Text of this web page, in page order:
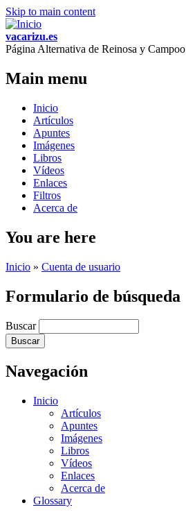
Skip to main content
vacarizu.es
Página Alternativa de Reinosa y Campoo
Main menu
Inicio
Artículos
Apuntes
Imágenes
Libros
Vídeos
Enlaces
Filtros
Acerca de
You are here
Inicio » Cuenta de usuario
Formulario de búsqueda
Buscar
Navegación
Inicio
Artículos
Apuntes
Imágenes
Libros
Vídeos
Enlaces
Acerca de
Glossary